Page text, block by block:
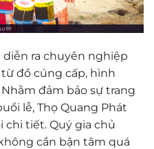
ra chuyên nghiệp
đồ cúng cấp, hình
đảm bảo sự trang
lễ, Thọ Quang Phát
chi tiết. Quý gia chủ
cần bận tâm quá